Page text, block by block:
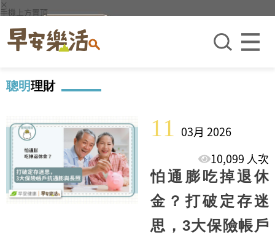
×
手機上方置頂
聰明理財
11 03月 2026
10,099 人次
怕通膨吃掉退休
金？打破定存迷
思，3大保險帳戶